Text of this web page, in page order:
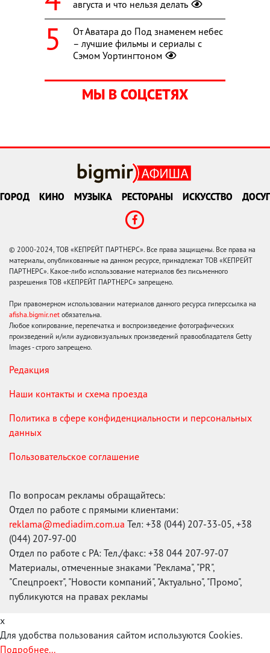
августа и что нельзя делать
От Аватара до Под знаменем небес
– лучшие фильмы и сериалы с
Сэмом Уортингтоном
МЫ В СОЦСЕТЯХ
ГОРОД КИНО МУЗЫКА РЕСТОРАНЫ ИСКУССТВО ДОСУГ
© 2000-2024, ТОВ «КЕПРЕЙТ ПАРТНЕРС». Все права защищены. Все права на
материалы, опубликованные на данном ресурсе, принадлежат ТОВ «КЕПРЕЙТ
ПАРТНЕРС». Какое-либо использование материалов без письменного
разрешения ТОВ «КЕПРЕЙТ ПАРТНЕРС» запрещено.
При правомерном использовании материалов данного ресурса гиперссылка на
afisha.bigmir.net обязательна.
Любое копирование, перепечатка и воспроизведение фотографических
произведений и/или аудиовизуальных произведений правообладателя Getty
Images - строго запрещено.
Редакция
Наши контакты и схема проезда
Политика в сфере конфиденциальности и персональных
данных
Пользовательское соглашение
По вопросам рекламы обращайтесь:
Отдел по работе с прямыми клиентами:
reklama@mediadim.com.ua Тел: +38 (044) 207-33-05, +38
(044) 207-97-00
Отдел по работе с РА: Тел./факс: +38 044 207-97-07
Материалы, отмеченные знаками "Реклама", "PR",
"Спецпроект", "Новости компаний", "Актуально", "Промо",
публикуются на правах рекламы
x
Для удобства пользования сайтом используются Cookies.
Подробнее...